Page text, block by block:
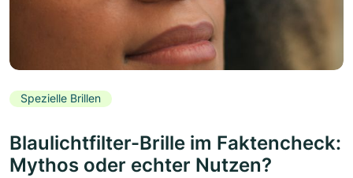
Spezielle Brillen
Blaulichtfilter-Brille im Faktencheck:
Mythos oder echter Nutzen?